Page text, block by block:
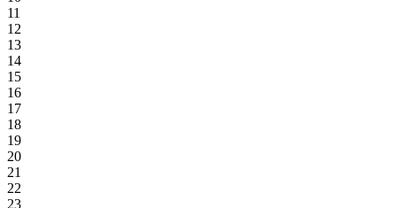
11
12
13
14
15
16
17
18
19
20
21
22
23